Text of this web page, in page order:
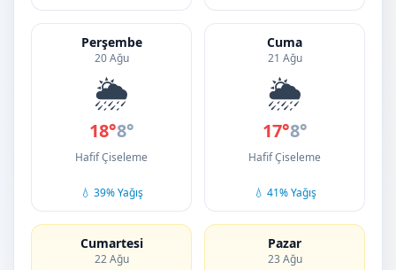
Perşembe
20 Ağu
🌦️
18°8°
Hafif Çiseleme
💧 39% Yağış
Cuma
21 Ağu
🌦️
17°8°
Hafif Çiseleme
💧 41% Yağış
Cumartesi
22 Ağu
Pazar
23 Ağu